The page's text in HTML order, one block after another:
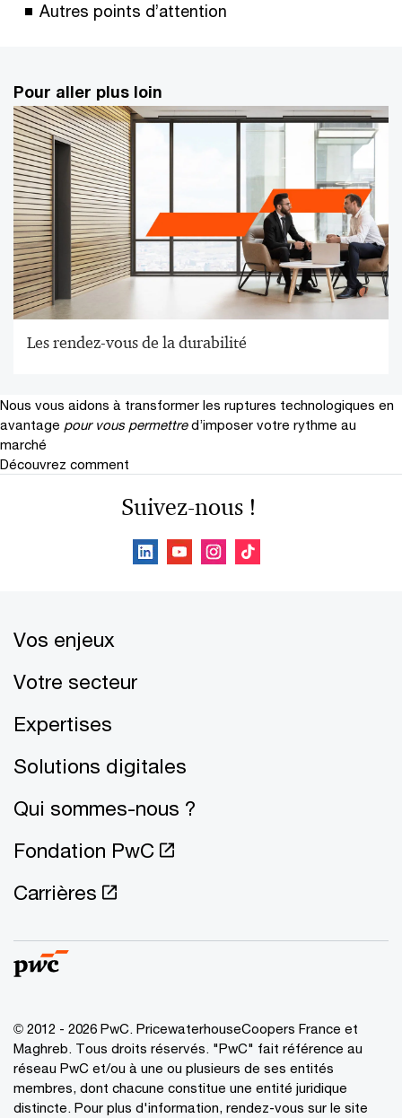
Autres points d’attention
Pour aller plus loin
Les rendez-vous de la durabilité
Nous vous aidons à transformer les ruptures technologiques en
avantage pour vous permettre d’imposer votre rythme au
marché
Découvrez comment
Suivez-nous !
Vos enjeux
Votre secteur
Expertises
Solutions digitales
Qui sommes-nous ?
Fondation PwC
Carrières
© 2012 - 2026 PwC. PricewaterhouseCoopers France et
Maghreb. Tous droits réservés. "PwC" fait référence au
réseau PwC et/ou à une ou plusieurs de ses entités
membres, dont chacune constitue une entité juridique
distincte. Pour plus d'information, rendez-vous sur le site